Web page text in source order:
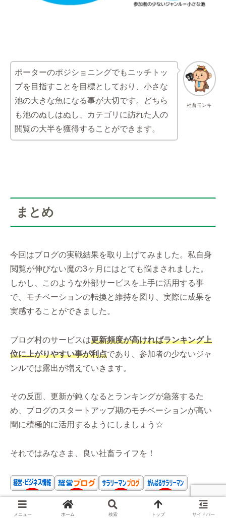
社畜モンキ
ポーターのポジショニングでもニッチトッ
プを目指すことを目標としており、小さな
池の大きな魚になる事が大切です。どちら
も池のぬしはぬし、カテゴリに訪れた人の
閲覧の大半を獲得することができます。
まとめ
今回はブログの実戦結果を取り上げてみました。私自身
閲覧が伸びない魔の3ヶ月にはとても悩まされました。
しかし、このような外部サービスを上手に活用する事
で、モチベーションの転換と維持を図り、実際に成果を
実感することができました。
ブログ村のサービスは更新頻度が高ければランキング上
位に上がりやすい事が利点であり、参加者の少ないジャ
ンルでは露出が増えていきます。
その反面、更新が鈍くなるとランキングが急落するた
め、ブログのスタートアップ期のモチベーションが高い
間に積極的に活用するようにしましょう☆
それではみなさま、良い社畜ライフを！
メニュー ホーム 検索 トップ サイドバー